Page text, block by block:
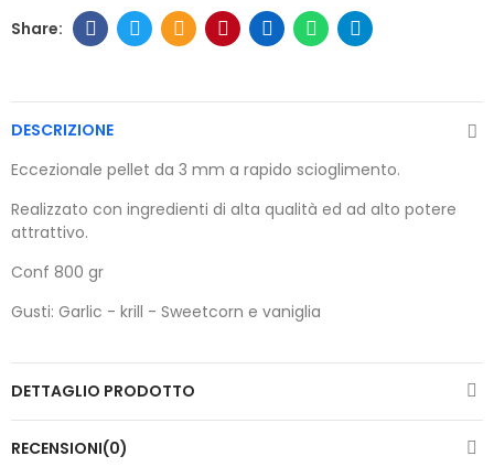
DESCRIZIONE
Eccezionale pellet da 3 mm a rapido scioglimento.
Realizzato con ingredienti di alta qualità ed ad alto potere
attrattivo.
Conf 800 gr
Gusti: Garlic - krill - Sweetcorn e vaniglia
DETTAGLIO PRODOTTO
RECENSIONI(0)